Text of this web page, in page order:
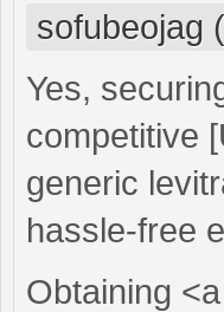
sofubeojag
Yes,
competitive
generic
hassle-free
Obtaining <a